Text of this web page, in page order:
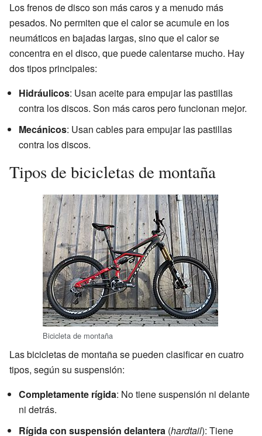
Los frenos de disco son más caros y a menudo más
pesados. No permiten que el calor se acumule en los
neumáticos en bajadas largas, sino que el calor se
concentra en el disco, que puede calentarse mucho. Hay
dos tipos principales:
Hidráulicos: Usan aceite para empujar las pastillas
contra los discos. Son más caros pero funcionan mejor.
Mecánicos: Usan cables para empujar las pastillas
contra los discos.
Tipos de bicicletas de montaña
Bicicleta de montaña
Las bicicletas de montaña se pueden clasificar en cuatro
tipos, según su suspensión:
Completamente rígida: No tiene suspensión ni delante
ni detrás.
Rígida con suspensión delantera (hardtail): Tiene